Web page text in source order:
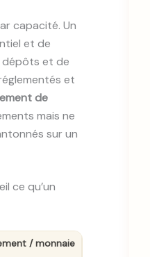
capacité. Un
et de
dépôts et de
et
de
mais ne
sur un
ce qu’un
/ monnaie